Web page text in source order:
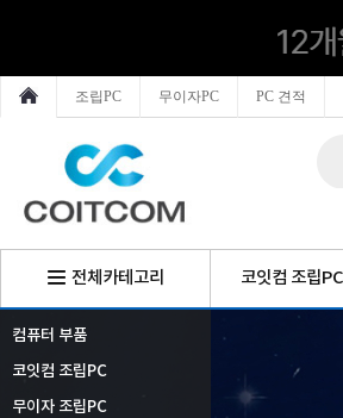
조립PC 무이자PC PC 견적
전체카테고리 코잇컴 조립PC
컴퓨터 부품
코잇컴 조립PC
무이자 조립PC